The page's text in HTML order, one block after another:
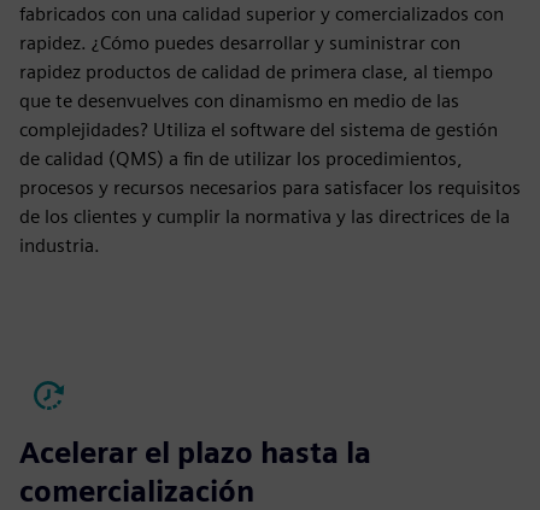
fabricados con una calidad superior y comercializados con
rapidez. ¿Cómo puedes desarrollar y suministrar con
rapidez productos de calidad de primera clase, al tiempo
que te desenvuelves con dinamismo en medio de las
complejidades? Utiliza el software del sistema de gestión
de calidad (QMS) a fin de utilizar los procedimientos,
procesos y recursos necesarios para satisfacer los requisitos
de los clientes y cumplir la normativa y las directrices de la
industria.
Acelerar el plazo hasta la
comercialización